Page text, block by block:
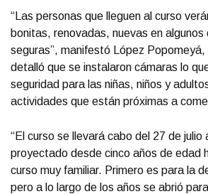
“Las personas que lleguen al curso
bonitas, renovadas, nuevas en
seguras”, manifestó López Popomeyá,
detalló que se instalaron cámaras lo
seguridad para las niñas, niños y
actividades que están próximas a
“El curso se llevará cabo del 27 de julio
proyectado desde cinco años de edad
curso muy familiar. Primero es para la
pero a lo largo de los años se abrió